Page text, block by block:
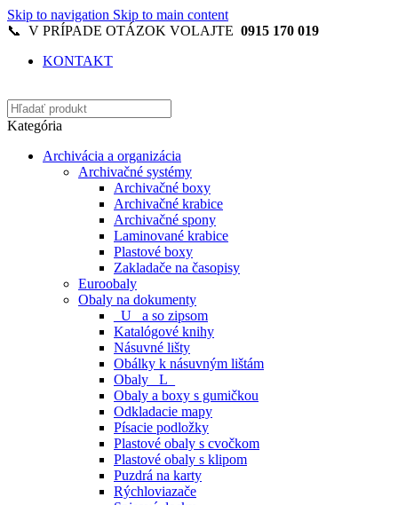
Skip to navigation Skip to main content
📞 V PRÍPADE OTÁZOK VOLAJTE 0915 170 019
KONTAKT
Kategória
Archivácia a organizácia
Archivačné systémy
Archivačné boxy
Archivačné krabice
Archivačné spony
Laminované krabice
Plastové boxy
Zakladače na časopisy
Euroobaly
Obaly na dokumenty
_U_ a so zipsom
Katalógové knihy
Násuvné lišty
Obálky k násuvným lištám
Obaly _L_
Obaly a boxy s gumičkou
Odkladacie mapy
Písacie podložky
Plastové obaly s cvočkom
Plastové obaly s klipom
Puzdrá na karty
Rýchloviazače